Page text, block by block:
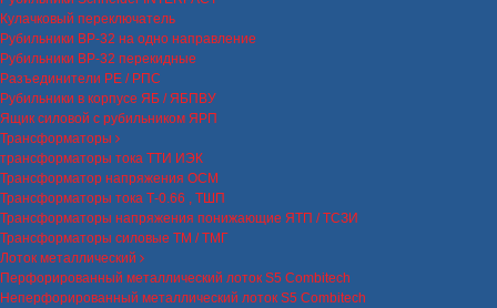
Кулачковый переключатель
Рубильники ВР-32 на одно направление
Рубильники ВР-32 перекидные
Разъединители РЕ / РПС
Рубильники в корпусе ЯБ / ЯБПВУ
Ящик силовой с рубильником ЯРП
Трансформаторы
трансформаторы тока ТТИ ИЭК
Трансформатор напряжения ОСМ
Трансформаторы тока Т-0.66 , ТШП
Трансформаторы напряжения понижающие ЯТП / ТСЗИ
Трансформаторы силовые ТМ / ТМГ
Лоток металлический
Перфорированный металлический лоток S5 Combitech
Неперфорированный металлический лоток S5 Combitech